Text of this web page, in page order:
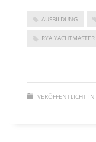
AUSBILDUNG
RYA YACHTMASTER
VERÖFFENTLICHT IN